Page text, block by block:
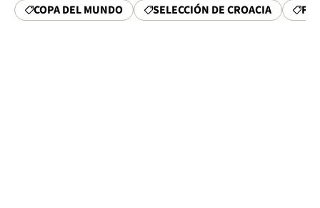
COPA DEL MUNDO SELECCIÓN DE CROACIA